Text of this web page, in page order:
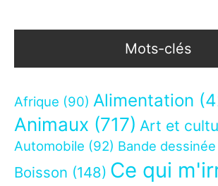
Mots-clés
Afrique (90) Alimentation
Animaux (717) Art et
Automobile (92) Bande dessinée
Boisson (148) Ce qui